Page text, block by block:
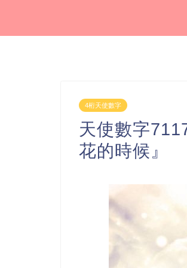
4桁天使數字
天使數字
花的時候』